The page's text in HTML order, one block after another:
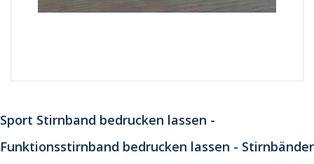
Sport Stirnband bedrucken lassen -
Funktionsstirnband bedrucken lassen - Stirnbänder